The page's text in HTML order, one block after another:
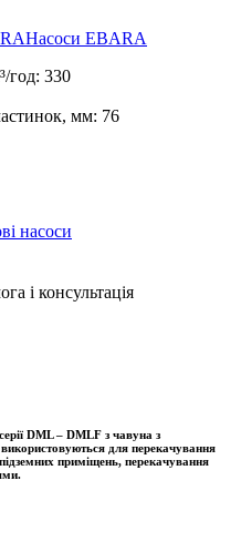
Насоси EBARA
год: 330
мм: 76
насоси
і консультація
DML – DMLF з чавуна з
для перекачування
приміщень, перекачування